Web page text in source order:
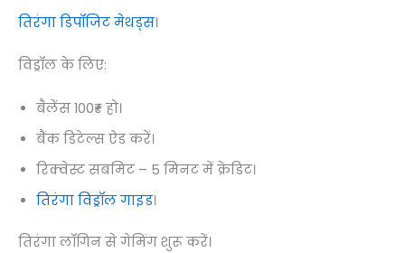
तिरंगा डिपॉजिट मेथड्स।
विड्रॉल के लिए:
बैलेंस 100₹+ हो।
बैंक डिटेल्स ऐड करें।
रिक्वेस्ट सबमिट – 5 मिनट में क्रेडिट।
तिरंगा विड्रॉल गाइड।
तिरंगा लॉगिन से गेमिंग शुरू करें।